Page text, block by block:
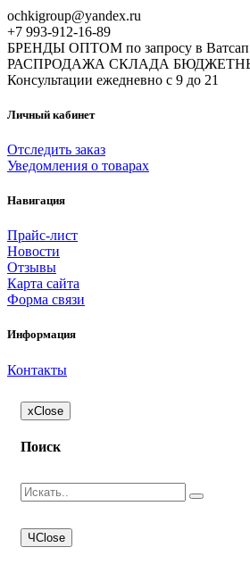
ochkigroup@yandex.ru
+7 993-912-16-89
БРЕНДЫ ОПТОМ по запросу в
РАСПРОДАЖА СКЛАДА
Консультации ежедневно с 9 до 21
Личный кабинет
Отследить заказ
Уведомления о товарах
Навигация
Прайс-лист
Новости
Отзывы
Карта сайта
Форма связи
Информация
Контакты
xClose
Поиск
ЧClose